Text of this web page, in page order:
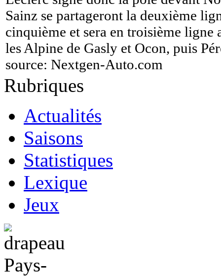
Sainz se partageront la deuxième
cinquième et sera en troisième ligne
les Alpine de Gasly et Ocon, puis
source: Nextgen-Auto.com
Rubriques
Actualités
Saisons
Statistiques
Lexique
Jeux